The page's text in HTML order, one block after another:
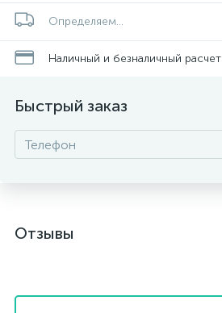
Определяем...
Наличный и безналичный расчет
Быстрый заказ
Отзывы